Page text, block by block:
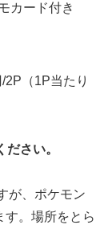
カード付き
2P（1P当たり
さい。
が、ポケモン
す。場所をとら